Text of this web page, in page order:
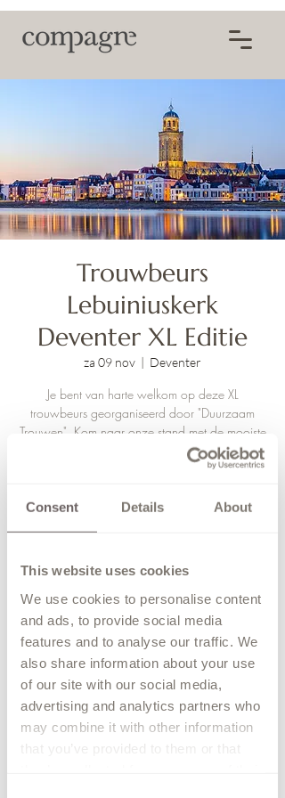
Consent Details About
This website uses cookies
We use cookies to personalise content
and ads, to provide social media
features and to analyse our traffic. We
also share information about your use
of our site with our social media,
advertising and analytics partners who
may combine it with other information
that you’ve provided to them or that
Trouwbeurs
Lebuiniuskerk
Deventer XL Editie
za 09 nov
  |
Deventer
Je bent van harte welkom op deze XL
trouwbeurs georganiseerd door "Duurzaam
Trouwen". Kom naar onze stand met de mooiste
trouwjurken. Tot dan.
DE PAGINA!
Tickets zijn niet te koop
Tijd en locatie
09 nov 2024, 14:00 – 21:00
Deventer, Grote Kerkhof 38, 7411 KV
Deventer, Nederland